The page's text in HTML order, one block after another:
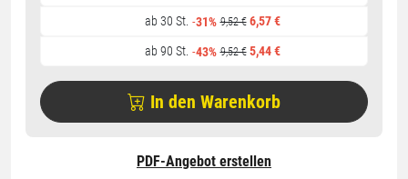
ab 30 St. -31% 9,52 € 6,57 €
ab 90 St. -43% 9,52 € 5,44 €
In den Warenkorb
PDF-Angebot erstellen